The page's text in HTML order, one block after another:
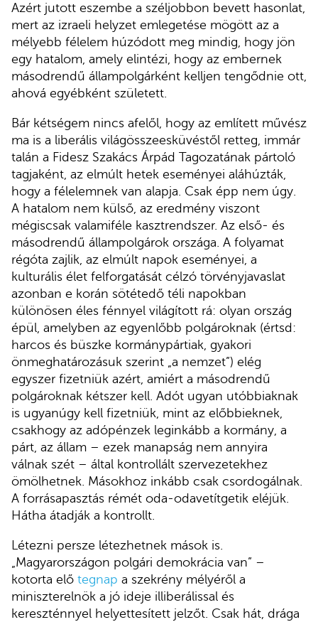
Azért jutott eszembe a széljobbon bevett hasonlat,
mert az izraeli helyzet emlegetése mögött az a
mélyebb félelem húzódott meg mindig, hogy jön
egy hatalom, amely elintézi, hogy az embernek
másodrendű állampolgárként kelljen tengődnie ott,
ahová egyébként született.
Bár kétségem nincs afelől, hogy az említett művész
ma is a liberális világösszeesküvéstől retteg, immár
talán a Fidesz Szakács Árpád Tagozatának pártoló
tagjaként, az elmúlt hetek eseményei aláhúzták,
hogy a félelemnek van alapja. Csak épp nem úgy.
A hatalom nem külső, az eredmény viszont
mégiscsak valamiféle kasztrendszer. Az első- és
másodrendű állampolgárok országa. A folyamat
régóta zajlik, az elmúlt napok eseményei, a
kulturális élet felforgatását célzó törvényjavaslat
azonban e korán sötétedő téli napokban
különösen éles fénnyel világított rá: olyan ország
épül, amelyben az egyenlőbb polgároknak (értsd:
harcos és büszke kormánypártiak, gyakori
önmeghatározásuk szerint „a nemzet”) elég
egyszer fizetniük azért, amiért a másodrendű
polgároknak kétszer kell. Adót ugyan utóbbiaknak
is ugyanúgy kell fizetniük, mint az előbbieknek,
csakhogy az adópénzek leginkább a kormány, a
párt, az állam – ezek manapság nem annyira
válnak szét – által kontrollált szervezetekhez
ömölhetnek. Másokhoz inkább csak csordogálnak.
A forrásapasztás rémét oda-odavetítgetik eléjük.
Hátha átadják a kontrollt.
Létezni persze létezhetnek mások is.
„Magyarországon polgári demokrácia van” –
kotorta elő tegnap a szekrény mélyéről a
miniszterelnök a jó ideje illiberálissal és
kereszténnyel helyettesített jelzőt. Csak hát, drága